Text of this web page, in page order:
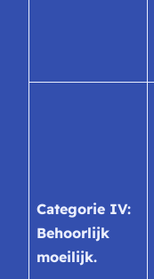
Categorie IV:
Behoorlijk
moeilijk.